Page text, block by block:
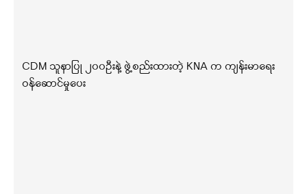
CDM သူနာပြု ၂၀၀ဦးနဲ့ ဖွဲ့စည်းထားတဲ့ KNA က ကျန်းမာရေး
ဝန်ဆောင်မှုပေး